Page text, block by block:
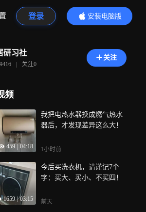
登录
安装电脑版
内容更精彩
研习社
9416 | 关注0
关注
频
459 04:18
我把电热水器换成燃气热水
器后，才发现差异这么大！
1小时前
1659 | 03:15
今后买洗衣机，请谨记7个
字：买大、买小、不买四！
前天